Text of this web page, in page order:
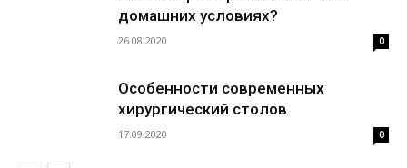
домашних условиях?
26.08.2020 0
Особенности современных
хирургический столов
17.09.2020 0